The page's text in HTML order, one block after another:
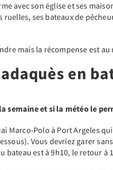
avec son église et ses
ruelles, ses bateaux de
mais la récompense est
en
semaine et si la météo le
Marco-Polo à Port Argeles
Vous devriez garer
bateau est à 9h10, le retour à